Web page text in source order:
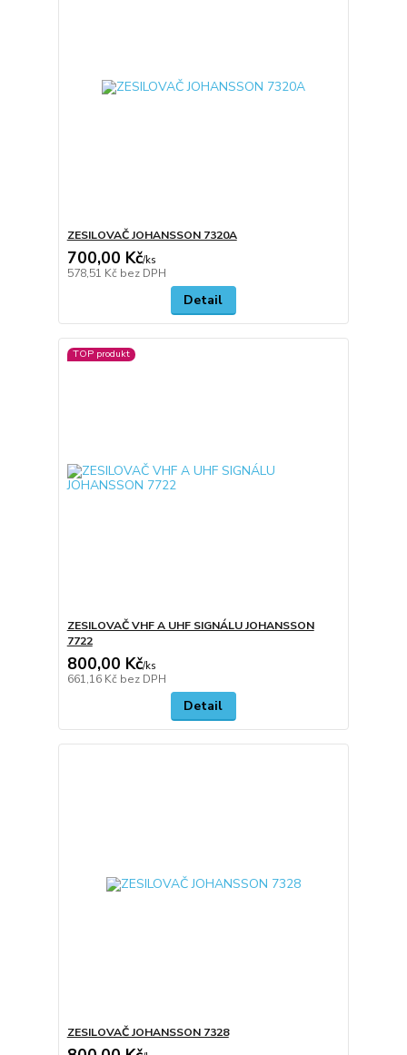
ZESILOVAČ JOHANSSON 7320A
700,00 Kč/ks
578,51 Kč bez DPH
Detail
TOP produkt
ZESILOVAČ VHF A UHF SIGNÁLU JOHANSSON
7722
800,00 Kč/ks
661,16 Kč bez DPH
Detail
ZESILOVAČ JOHANSSON 7328